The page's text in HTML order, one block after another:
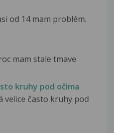
od 14 mam problém.
mam stale tmave
kruhy pod očima
velice často kruhy pod